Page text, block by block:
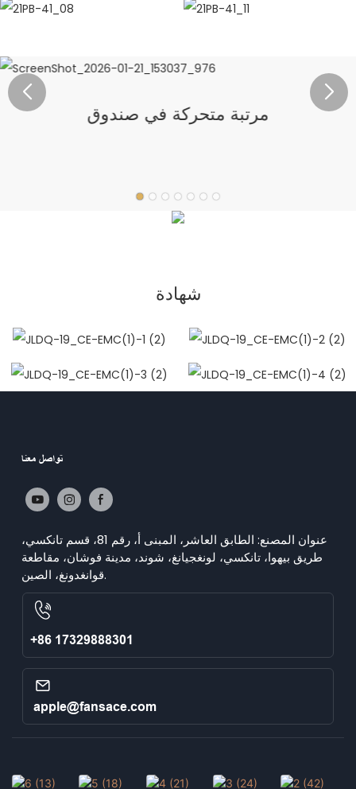
مرتبة متحركة في صندوق
شهادة
تواصل معنا
عنوان المصنع: الطابق العاشر، المبنى أ، رقم 81، قسم تانكسي،
طريق بيهوا، تانكسي، لونغجيانغ، شوند، مدينة فوشان، مقاطعة
قوانغدونغ، الصين.
+86 17329888301
apple@fansace.com